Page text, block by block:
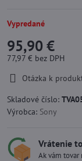
Vypredané
95,90 €
77,97 € bez DPH
Otázka k
Skladové číslo:
Výrobca: Sony
Vrátenie
Ak vám tovar